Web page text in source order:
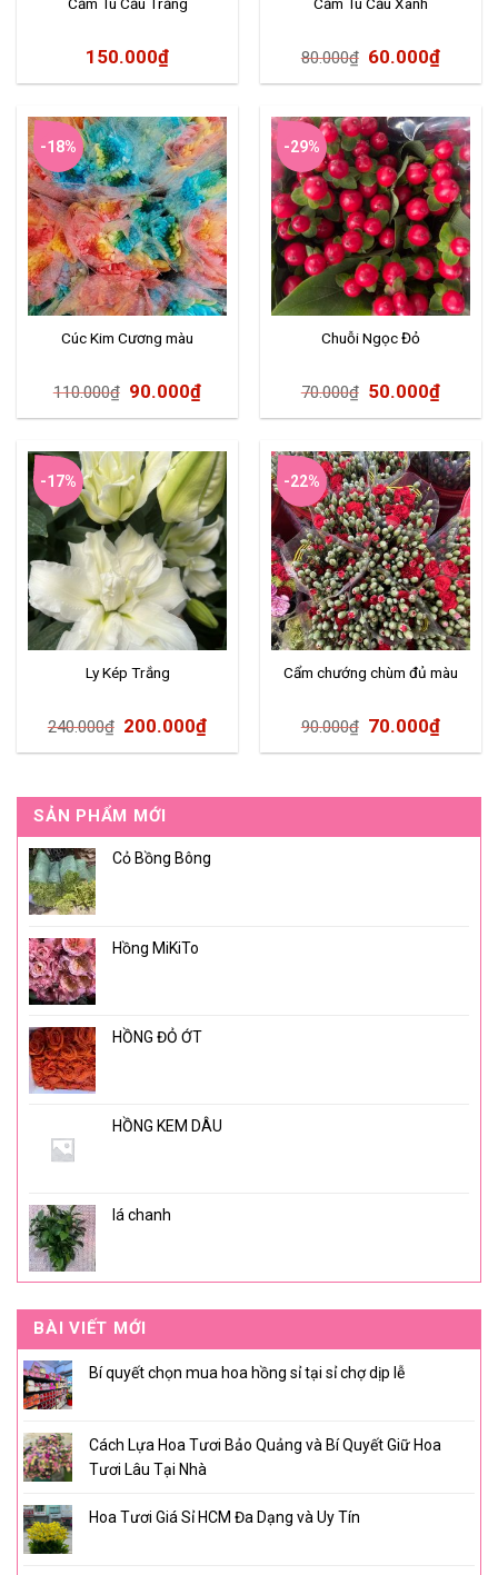
SẢN PHẨM MỚI
Cỏ Bồng Bông
Hồng MiKiTo
HỒNG ĐỎ ỚT
HỒNG KEM DÂU
lá chanh
BÀI VIẾT MỚI
Bí quyết chọn mua hoa hồng sỉ tại sỉ chợ dịp lễ
Cách Lựa Hoa Tươi Bảo Quảng và Bí Quyết Giữ Hoa
Tươi Lâu Tại Nhà
Hoa Tươi Giá Sỉ HCM Đa Dạng và Uy Tín
150.000₫ 80.000₫ 60.000₫
-18%
Cúc Kim Cương màu
110.000₫ 90.000₫
-29%
Chuỗi Ngọc Đỏ
70.000₫ 50.000₫
-17%
Ly Kép Trắng
240.000₫ 200.000₫
-22%
Cẩm chướng chùm đủ màu
90.000₫ 70.000₫